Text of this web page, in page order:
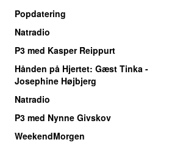
Popdatering
Natradio
P3 med Kasper Reippurt
Hånden på Hjertet: Gæst Tinka -
Josephine Højbjerg
Natradio
P3 med Nynne Givskov
WeekendMorgen